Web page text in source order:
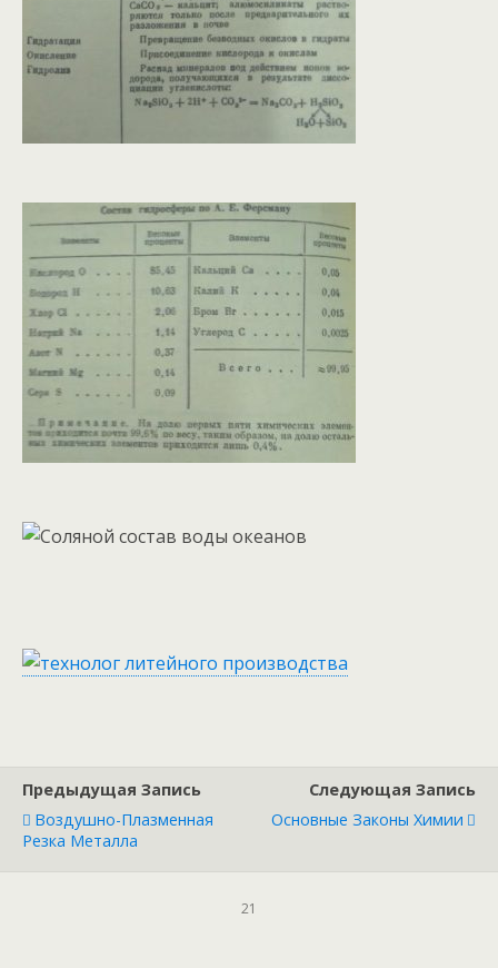
Предыдущая Запись
Воздушно-Плазменная
Резка Металла
Следующая Запись
Основные Законы Химии
21